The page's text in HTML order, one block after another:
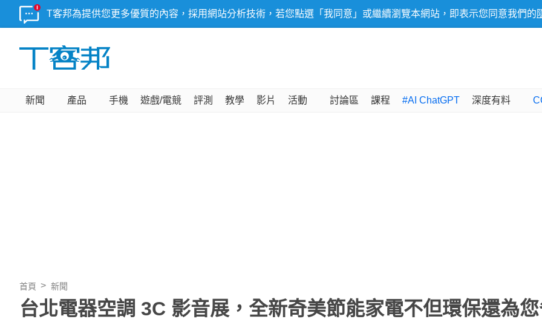
T客邦為提供您更多優質的內容，採用網站分析技術，若您點選「我同意」或繼續瀏覽本網站，即表示您同意我們的
新聞 產品 手機 遊戲/電競 評測 教學 影片 活動 討論區 課程 #AI ChatGPT 深度有料
首頁 新聞
台北電器空調 3C 影音展，全新奇美節能家電不但環保還為